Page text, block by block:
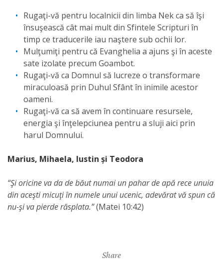
Rugaţi-vă pentru localnicii din limba Nek ca să îşi
însuşească cât mai mult din Sfintele Scripturi în
timp ce traducerile iau naştere sub ochii lor.
Mulţumiţi pentru că Evanghelia a ajuns şi în aceste
sate izolate precum Goambot.
Rugaţi-vă ca Domnul să lucreze o transformare
miraculoasă prin Duhul Sfânt în inimile acestor
oameni.
Rugaţi-vă ca să avem în continuare resursele,
energia şi înţelepciunea pentru a sluji aici prin
harul Domnului.
Marius, Mihaela, Iustin și Teodora
“Şi oricine va da de băut numai un pahar de apă rece unuia
din aceşti micuţi în numele unui ucenic, adevărat vă spun că
nu-şi va pierde răsplata.”(Matei 10:42)
Share